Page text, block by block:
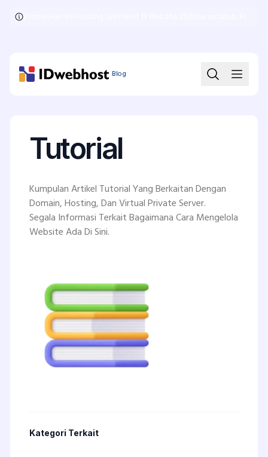
Blog
Tutorial
Kumpulan Artikel Tutorial Yang Berkaitan Dengan
Domain, Hosting, Dan Virtual Private Server.
Segala Informasi Terkait Bagaimana Cara Mengelola
Website Ada Di Sini.
Kategori Terkait